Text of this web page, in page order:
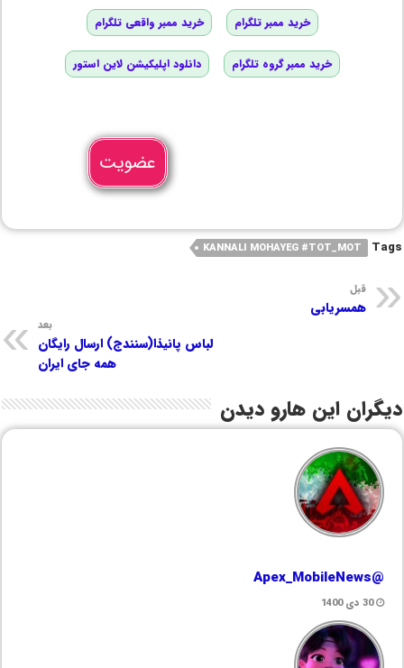
خرید ممبر تلگرام خرید ممبر واقعی تلگرام
خرید ممبر گروه تلگرام دانلود اپلیکیشن لاین استور
عضویت
Tags
KANNALI MOHAYEG #TOT_MOT
قبل
همسریابی
بعد
لباس پانیذا(سنندج) ارسال رایگان
همه جای ایران
دیگران این هارو دیدن
@Apex_MobileNews
30 دی 1400